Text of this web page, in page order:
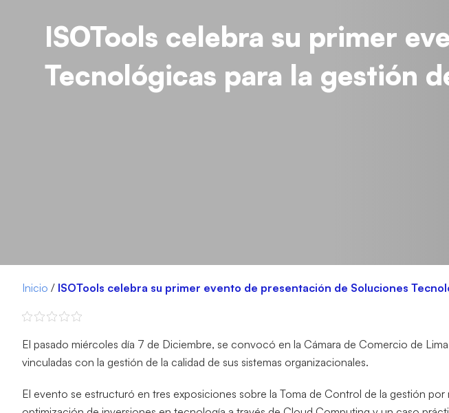
ISO 21001
ISOTools celebra su primer
Tecnológicas para la gestión
Inicio / ISOTools celebra su primer evento de presentación de Soluciones
El pasado miércoles día 7 de Diciembre, se convocó en la Cámara de Comercio de Lima
vinculadas con la gestión de la calidad de sus sistemas organizacionales.
El evento se estructuró en tres exposiciones sobre la Toma de Control de la gestión por